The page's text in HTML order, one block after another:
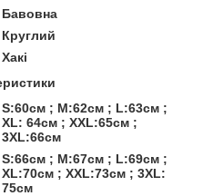
Бавовна
Круглий
Хакі
S:60см ; M:62см ; L:63см ;
XL: 64см ; XXL:65см ;
3XL:66см
S:66см ; M:67см ; L:69см ;
XL:70см ; XXL:73см ; 3XL:
75см